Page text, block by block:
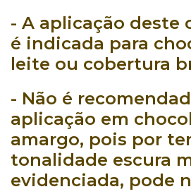
- A aplicação deste
é indicada para
leite ou cobertura
- Não é
aplicação em
amargo, pois por
tonalidade escura
evidenciada, pode